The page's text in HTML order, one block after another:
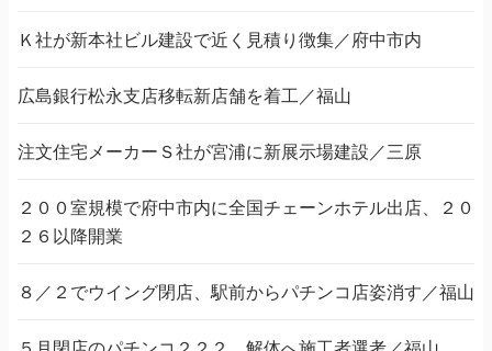
Ｋ社が新本社ビル建設で近く見積り徴集／府中市内
広島銀行松永支店移転新店舗を着工／福山
注文住宅メーカーＳ社が宮浦に新展示場建設／三原
２００室規模で府中市内に全国チェーンホテル出店、２０
２６以降開業
８／２でウイング閉店、駅前からパチンコ店姿消す／福山